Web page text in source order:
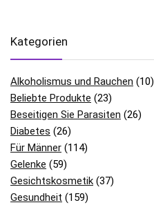
Kategorien
Alkoholismus und Rauchen (10)
Beliebte Produkte (23)
Beseitigen Sie Parasiten (26)
Diabetes (26)
Für Männer (114)
Gelenke (59)
Gesichtskosmetik (37)
Gesundheit (159)